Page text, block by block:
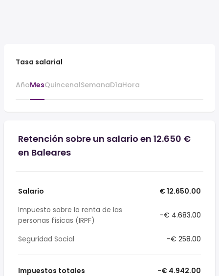
Tasa salarial
AñoMesQuincenalSemanaDíaHora
Retención sobre un salario en 12.650 €
en Baleares
Salario
€ 12.650.00
Impuesto sobre la renta de las
personas físicas (IRPF)
-€ 4.683.00
Seguridad Social -€ 258.00
Impuestos totales -€ 4.942.00